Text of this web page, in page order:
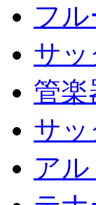
フ
サッ
管楽
サッ
ア